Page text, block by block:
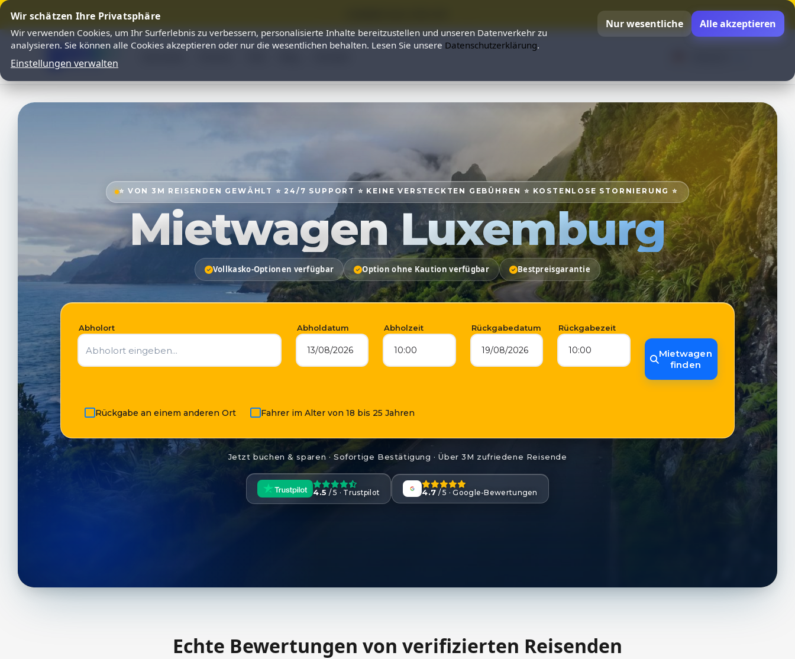
Wir schätzen Ihre Privatsphäre
Wir verwenden Cookies, um Ihr Surferlebnis zu verbessern, personalisierte Inhalte bereitzustellen und unseren Datenverkehr zu
analysieren. Sie können alle Cookies akzeptieren oder nur die wesentlichen behalten. Lesen Sie unsere Datenschutzerklärung.
Einstellungen verwalten
Nur wesentliche Alle akzeptieren
⭐ VON 3M REISENDEN GEWÄHLT ⭐ 24/7 SUPPORT ⭐ KEINE VERSTECKTEN GEBÜHREN ⭐ KOSTENLOSE STORNIERUNG ⭐
Mietwagen Luxemburg
Vollkasko-Optionen verfügbar Option ohne Kaution verfügbar Bestpreisgarantie
Abholort Abholdatum
13/08/2026
Abholzeit
10:00
Rückgabedatum
19/08/2026
Rückgabezeit
10:00
Mietwagen
finden
Rückgabe an einem anderen Ort Fahrer im Alter von 18 bis 25 Jahren
Jetzt buchen & sparen · Sofortige Bestätigung · Über 3M zufriedene Reisende
4.5 / 5 · Trustpilot 4.7 / 5 · Google-Bewertungen
Echte Bewertungen von verifizierten Reisenden